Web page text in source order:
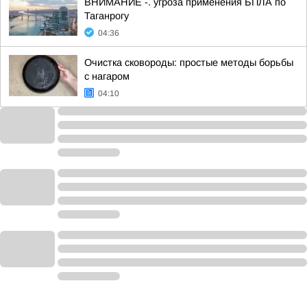
Таганрогу
04:36
Очистка сковороды: простые методы борьбы
с нагаром
04:10